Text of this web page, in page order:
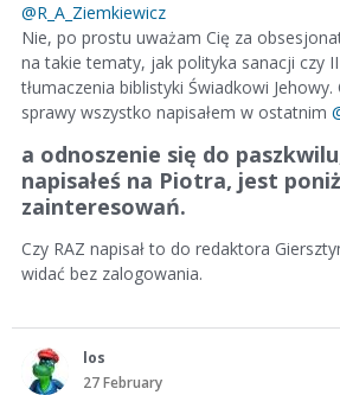
@R_A_Ziemkiewicz
Nie, po prostu uważam Cię za
na takie tematy, jak polityka sanacji czy
tłumaczenia biblistyki Świadkowi
sprawy wszystko napisałem w ostatnim
a odnoszenie się do
napisałeś na Piotra, jest
zainteresowań.
Czy RAZ napisał to do redaktora
widać bez zalogowania.
los
27 February